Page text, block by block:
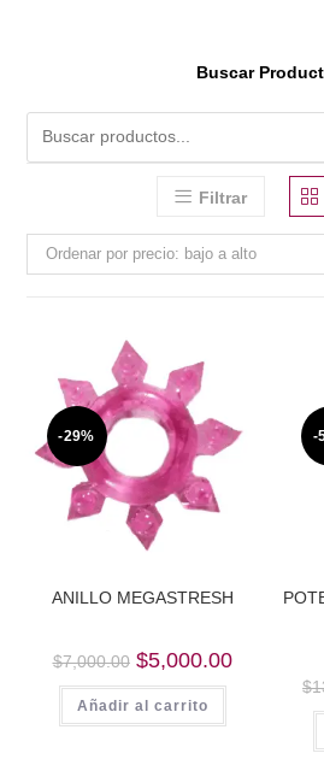
Buscar
Filtrar
Ordenar por precio: bajo a alto
-29%
ANILLO MEGASTRESH
$7,000.00 Original
price
was:
$7,000.00.
$5,000.00Current
Añadir al carrito
-
$